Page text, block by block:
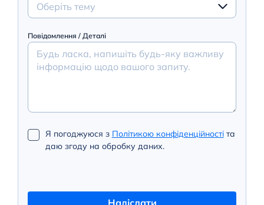
Оберіть тему
Повідомлення / Деталі
Я погоджуюся з Політикою конфіденційностіта
даю згоду на обробку даних.
Надіслати